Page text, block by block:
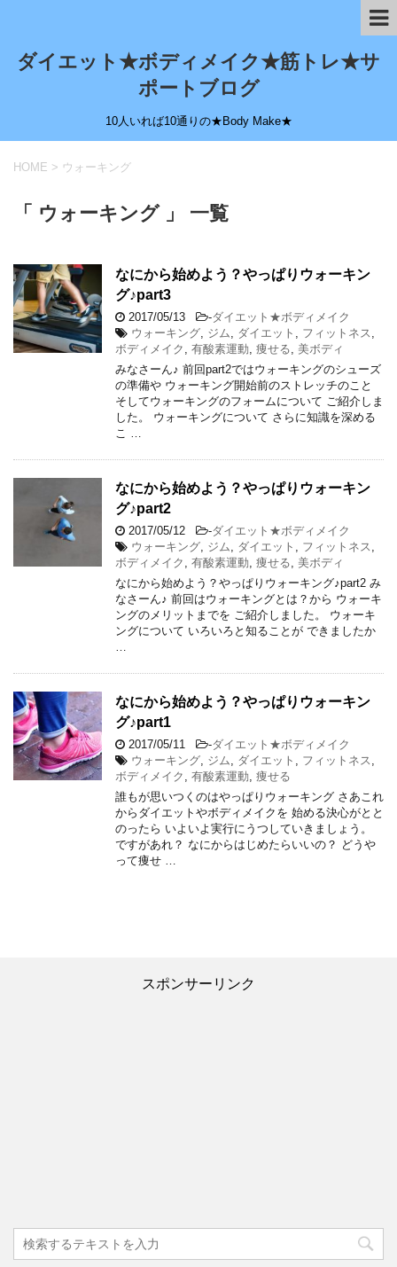
ダイエット★ボディメイク★筋トレ★サ
ポートブログ
10人いれば10通りの★Body Make★
HOME > ウォーキング
「 ウォーキング 」 一覧
なにから始めよう？やっぱりウォーキン
グ♪part3
2017/05/13 -ダイエット★ボディメイク
ウォーキング ジム ダイエット フィットネス
ボディメイク
有酸素運動 痩せる
美ボディ
みなさーん♪ 前回part2ではウォーキングのシューズ
の準備や ウォーキング開始前のストレッチのこと
そしてウォーキングのフォームについて ご紹介しま
した。 ウォーキングについて さらに知識を深める
こ …
なにから始めよう？やっぱりウォーキン
グ♪part2
2017/05/12 -ダイエット★ボディメイク
ウォーキング ジム ダイエット フィットネス
ボディメイク
有酸素運動 痩せる
美ボディ
なにから始めよう？やっぱりウォーキング♪part2 み
なさーん♪ 前回はウォーキングとは？から ウォーキ
ングのメリットまでを ご紹介しました。 ウォーキ
ングについて いろいろと知ることが できましたか
なにから始めよう？やっぱりウォーキン
グ♪part1
2017/05/11 -ダイエット★ボディメイク
ウォーキング ジム ダイエット フィットネス
ボディメイク
有酸素運動 痩せる
誰もが思いつくのはやっぱりウォーキング さあこれ
からダイエットやボディメイクを 始める決心がとと
のったら いよいよ実行にうつしていきましょう。
ですがあれ？ なにからはじめたらいいの？ どうや
って痩せ …
スポンサーリンク